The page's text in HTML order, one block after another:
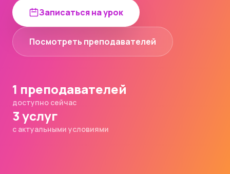
Записаться на урок
Посмотреть преподавателей
1 преподавателей
доступно сейчас
3 услуг
с актуальными условиями